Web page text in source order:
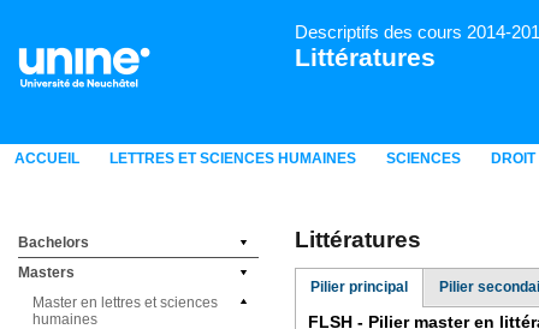
Descriptifs des cours 2014-
Littératures
ACCUEIL LETTRES ET SCIENCES HUMAINES SCIENCES DROIT
Bachelors
Masters
Master en lettres et sciences
humaines
Littératures
Pilier principal Pilier